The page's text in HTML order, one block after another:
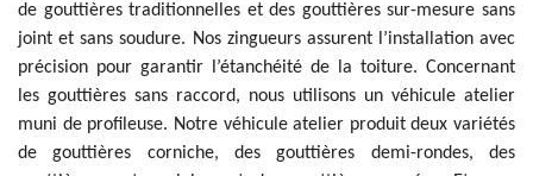
de gouttières traditionnelles et des gouttières sur-mesure sans
joint et sans soudure. Nos zingueurs assurent l’installation avec
précision pour garantir l’étanchéité de la toiture. Concernant
les gouttières sans raccord, nous utilisons un véhicule atelier
muni de profileuse. Notre véhicule atelier produit deux variétés
de gouttières corniche, des gouttières demi-rondes, des